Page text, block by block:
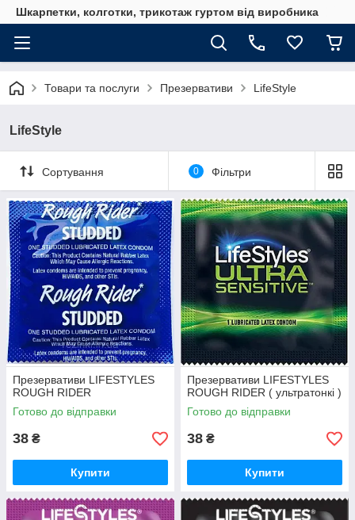
Шкарпетки, колготки, трикотаж гуртом від виробника
Товари та послуги Презервативи LifeStyle
LifeStyle
Сортування 0 Фільтри
Презервативи LIFESTYLES
ROUGH RIDER
Готово до відправки
38 ₴
Купити
Презервативи LIFESTYLES
ROUGH RIDER ( ультратонкі )
Готово до відправки
38 ₴
Купити